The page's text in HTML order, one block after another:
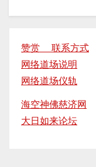
赞赏 联系方式
网络道场说明
网络道场仪轨
海空神佛慈济网
大日如来论坛